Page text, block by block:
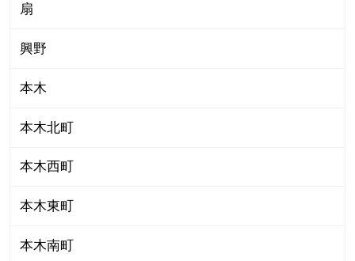
扇
興野
本木
本木北町
本木西町
本木東町
本木南町